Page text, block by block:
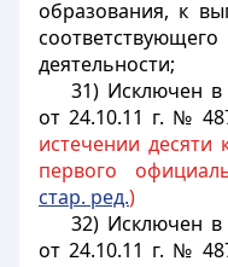
образования, к
деятельности;
31) Исключен в
от 24.10.11 г. №
истечении десяти
первого
стар. ред.)
32) Исключен в
от 24.10.11 г. №